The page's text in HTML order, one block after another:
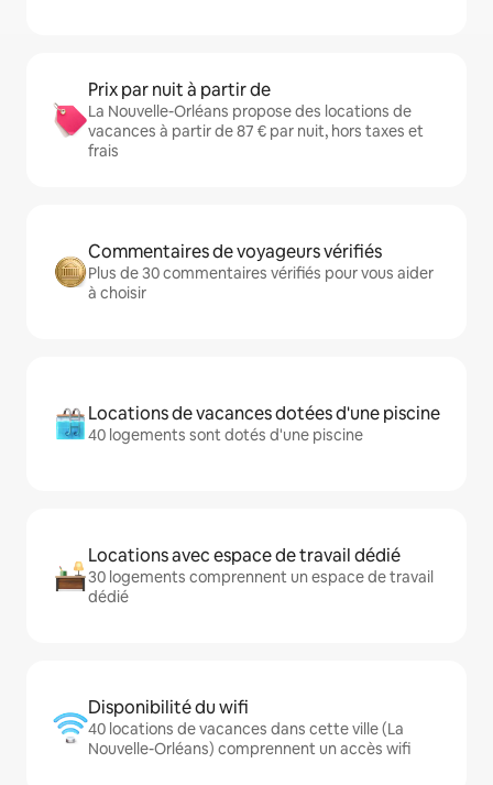
Prix par nuit à partir de
La Nouvelle-Orléans propose des locations de
vacances à partir de 87 € par nuit, hors taxes et
frais
Commentaires de voyageurs vérifiés
Plus de 30 commentaires vérifiés pour vous aider
à choisir
Locations de vacances dotées d'une piscine
40 logements sont dotés d'une piscine
Locations avec espace de travail dédié
30 logements comprennent un espace de travail
dédié
Disponibilité du wifi
40 locations de vacances dans cette ville (La
Nouvelle-Orléans) comprennent un accès wifi